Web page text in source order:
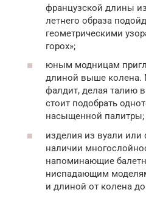
французской длины
летнего образа
геометрическими
горох»;
юным модницам
длиной выше колена.
фалдит, делая талию
стоит подобрать
насыщенной палитры;
изделия из вуали
наличии
напоминающие
ниспадающим
и длиной от колена